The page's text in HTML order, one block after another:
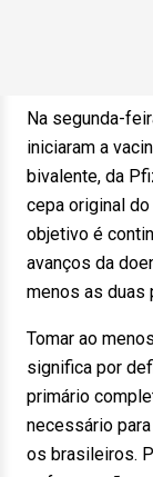
Na segunda-
iniciaram a
bivalente, da
cepa original
objetivo é
avanços da
menos as duas
Tomar ao
significa por
primário
necessário
os brasileiros.